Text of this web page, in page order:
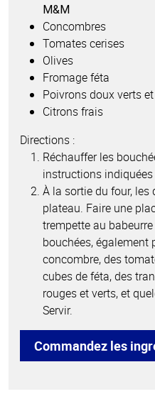
M&M
Concombres
Tomates cerises
Olives
Fromage féta
Poivrons doux verts
Citrons frais
Directions :
Réchauffer les
instructions indiquées
À la sortie du four,
plateau. Faire une
trempette au
bouchées, également
concombre, des
cubes de féta, des
rouges et verts, et
Servir.
Commandez les